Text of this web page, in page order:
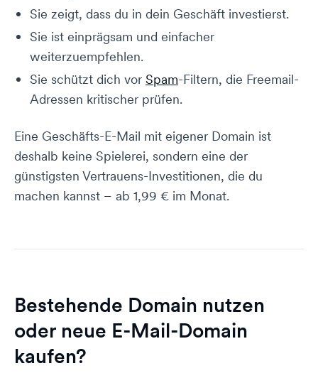
Sie zeigt, dass du in dein Geschäft investierst.
Sie ist einprägsam und einfacher
weiterzuempfehlen.
Sie schützt dich vor Spam-Filtern, die Freemail-
Adressen kritischer prüfen.
Eine Geschäfts-E-Mail mit eigener Domain ist
deshalb keine Spielerei, sondern eine der
günstigsten Vertrauens-Investitionen, die du
machen kannst – ab 1,99 € im Monat.
Bestehende Domain nutzen
oder neue E-Mail-Domain
kaufen?